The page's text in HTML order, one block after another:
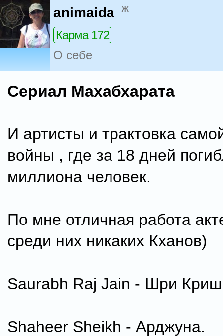
animaida ж
Карма 172
О себе
Сериал Махабхарата
И артисты и трактовка
войны , где за 18 дней
миллиона человек.
По мне отличная работа
среди них никаких Кханов)
Saurabh Raj Jain - Шри
Shaheer Sheikh - Арджуна.